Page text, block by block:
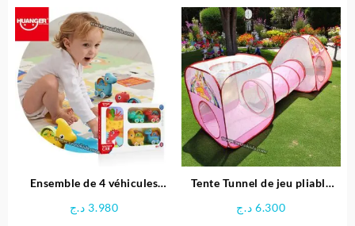
Ensemble de 4 véhicules
– HUANGER
3.980 د.ج
Tente Tunnel de jeu pliable
6.300 د.ج